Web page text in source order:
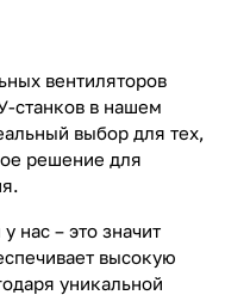
вентиляторов
станков в нашем
выбор для тех,
решение для
нас – это значит
высокую
уникальной